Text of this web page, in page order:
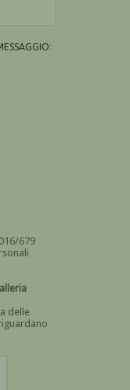
679
il consenso
delle